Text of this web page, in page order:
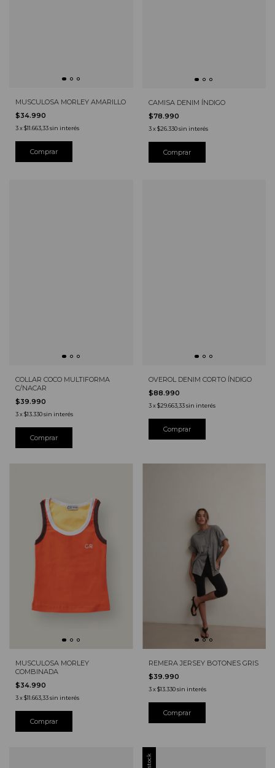
MUSCULOSA MORLEY AMARILLO
$34.990
3x$11.663,33sin interés
Comprar
CAMISA DENIM ÍNDIGO
$78.990
3 x$26.330 sin interés
COLLAR COCO MULTIFORMA
C/NACAR
$39.990
3x$13.330sin interés
Comprar
OVEROL DENIM CORTO ÍNDIGO
$88.990
3 x$29.663,33 sin interés
Comprar
MUSCULOSA MORLEY
COMBINADA
$34.990
3x$11.663,33sin interés
Comprar
REMERA JERSEY BOTONES GRIS
$39.990
3 x$13.330 sin interés